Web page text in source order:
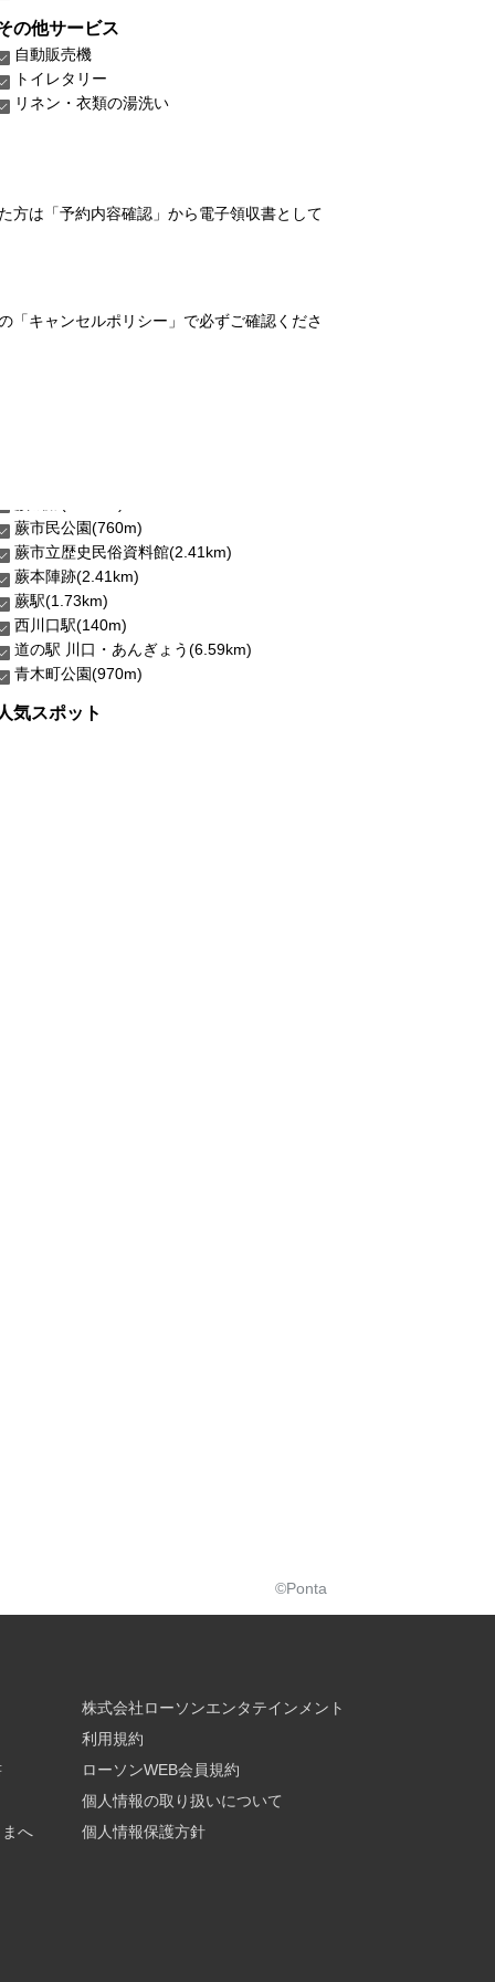
の他サービス
自動販売機
トイレタリー
リネン・衣類の湯洗い
方は「予約内容確認」から電子領収書として
「キャンセルポリシー」で必ずご確認くださ
蕨市民公園(760m)
蕨市立歴史民俗資料館(2.41km)
蕨本陣跡(2.41km)
蕨駅(1.73km)
西川口駅(140m)
道の駅 川口・あんぎょう(6.59km)
青木町公園(970m)
人気スポット
©Ponta
へ
株式会社ローソンエンタテインメント
利用規約
ローソンWEB会員規約
個人情報の取り扱いについて
個人情報保護方針